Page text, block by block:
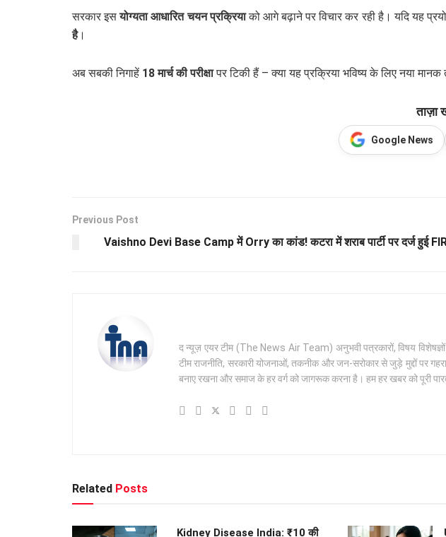
सरकार इसयोग्यता आधारित चयन प्रक्रियाको आगे बढ़ाने पर विचार कर रही है। यदि यह
है।
अब सबकी निगाहें 18 मार्च की परीक्षापर टिकी हैं – क्या यह प्रक्रिया भविष्य के लिए नया मानक
ताज़ा
Google News
Previous Post
Vaishno Devi Base Camp में Orry का कांड! कटरा में शराब पार्टी पर दर्ज हुई
द न्यूज़ एयर टीम (The News Air Team) अनुभवी पत्रकारों, विषय विशेषज्ञों
टीम राजनीति, सरकारी योजनाओं, तकनीक और जन-सरोकार से जुड़े मुद्दों पर
बनाए रखना और समाज के हर वर्ग को जागरूक करना है। हम हर खबर को पूरी
Related Posts
Kidney Disease India: ₹10 की